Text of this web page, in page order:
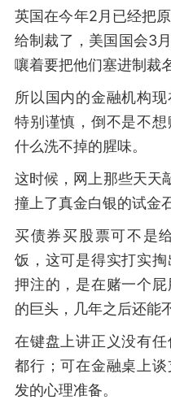
英国在今年2月已经把
给制裁了，美国国会3
嚷着要把他们塞进制裁
所以国内的金融机构
特别谨慎，倒不是不
什么洗不掉的腥味。
这时候，网上那些天天
撞上了真金白银的试金
买债券买股票可不是
饭，这可是得实打实
押注的，是在赌一个
的巨头，几年之后还能
在键盘上讲正义没有
都行；可在金融桌上
发的心理准备。